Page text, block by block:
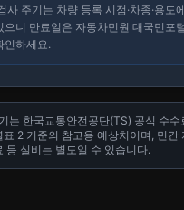
사 주기는 차량 등록 시점·차종·용도
으니 만료일은 자동차민원 대국민포
인하세요.
는 한국교통안전공단(TS) 공식 수
표 2 기준의 참고용 예상치이며, 민간
등 실비는 별도일 수 있습니다.